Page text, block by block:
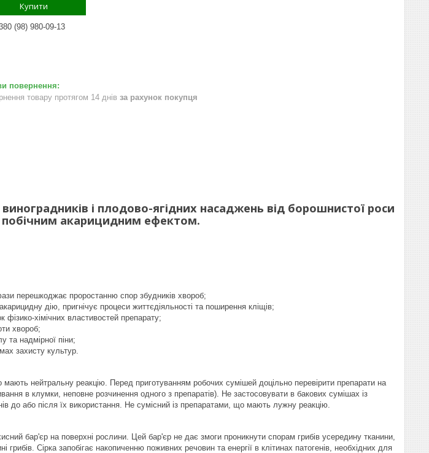
Купити
(98) 980-09-13
товару протягом 14 днів за рахунок покупця
і плодово-ягідних насаджень від борошнистої роси
побічним акарицидним ефектом.
перешкоджає проростанню спор збудників хвороб;
дію, пригнічує процеси життєдіяльності та поширення кліщів;
хімічних властивостей препарату;
хвороб;
надмірної піни;
захисту культур.
нейтральну реакцію. Перед приготуванням робочих сумішей доцільно перевірити препарати на
в клумки, неповне розчинення одного з препаратів). Не застосовувати в бакових сумішах із
до або після їх використання. Не сумісний із препаратами, що мають лужну реакцію.
бар'єр на поверхні рослини. Цей бар'єр не дає змоги проникнути спорам грибів усередину тканини,
грибів. Сірка запобігає накопиченню поживних речовин та енергії в клітинах патогенів, необхідних для